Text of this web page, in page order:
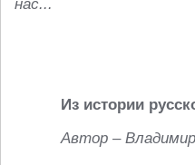
нас...
Из истории
Автор –